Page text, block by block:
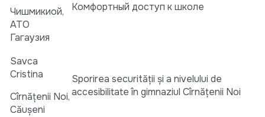
Чишмикиой,
АТО
Гагаузия
Комфортный доступ к школе
Savca
Cristina
Cîrnățenii Noi,
Căușeni
Sporirea securității și a nivelului de
accesibilitate în gimnaziul Cîrnățenii Noi